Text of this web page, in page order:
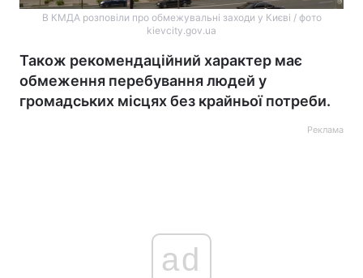
В КМДА розповіли про обмежувальні заходи у Києві / фото
kievcity.gov.ua
Також рекомендаційний характер має
обмеження перебування людей у
громадських місцях без крайньої потреби.
Реклама
ad